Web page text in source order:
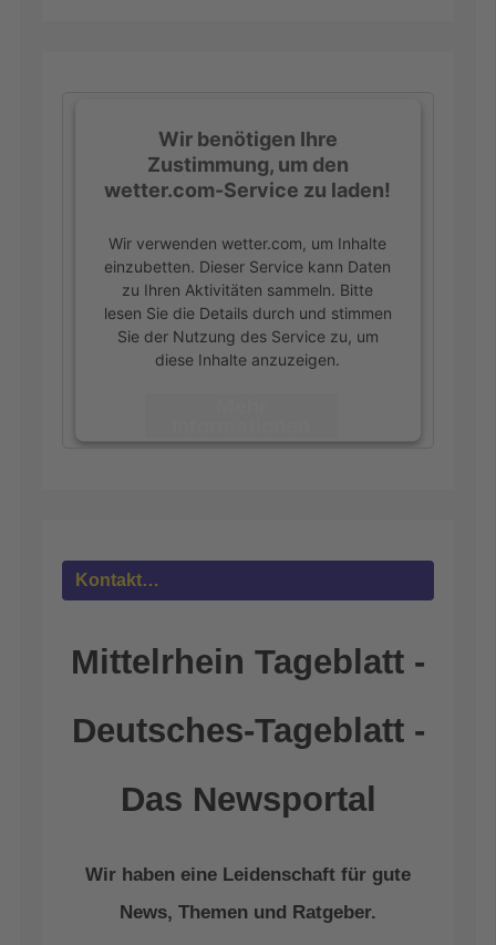
Wir benötigen Ihre
Zustimmung, um den
wetter.com-Service zu laden!
Wir verwenden wetter.com, um Inhalte
einzubetten. Dieser Service kann Daten
zu Ihren Aktivitäten sammeln. Bitte
lesen Sie die Details durch und stimmen
Sie der Nutzung des Service zu, um
diese Inhalte anzuzeigen.
Kontakt…
Mittelrhein Tageblatt -
Deutsches-Tageblatt -
Das Newsportal
Wir haben eine Leidenschaft für gute
News, Themen und Ratgeber.